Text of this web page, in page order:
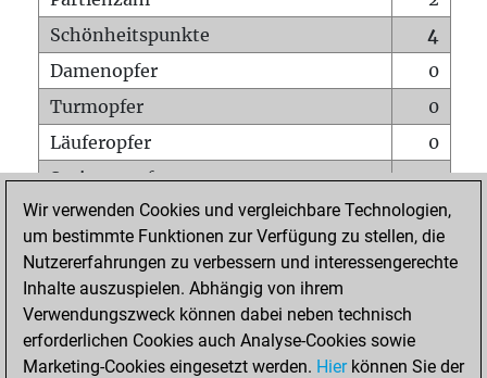
Schönheitspunkte
4
Damenopfer
0
Turmopfer
0
Läuferopfer
0
Springeropfer
0
Bauernopfer
0
Matt auf vollem Brett
0
Bauer setzt Matt
Erstickte Matts
Unterverwandlungen
0
Wir verwenden Cookies und vergleichbare Technologien,
um bestimmte Funktionen zur Verfügung zu stellen, die
Nutzererfahrungen zu verbessern und interessengerechte
Inhalte auszuspielen. Abhängig von ihrem
Verwendungszweck können dabei neben technisch
erforderlichen Cookies auch Analyse-Cookies sowie
Marketing-Cookies eingesetzt werden. Hierkönnen Sie der